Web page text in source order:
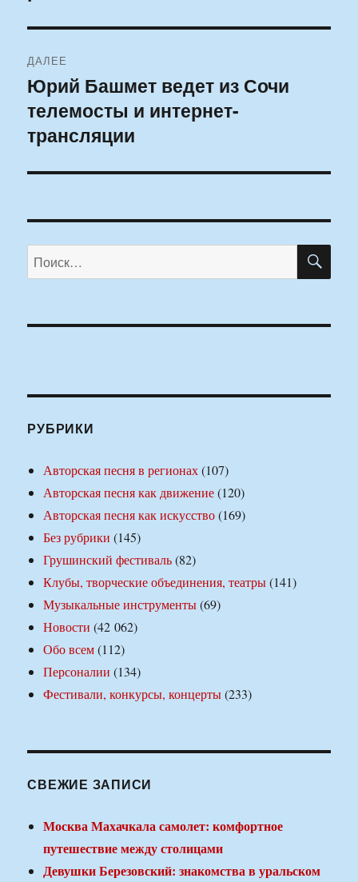
ДАЛЕЕ
Следующая
запись:
Юрий Башмет ведет из Сочи
телемосты и интернет-
трансляции
Искать:
РУБРИКИ
Авторская песня в регионах(107)
Авторская песня как движение(120)
Авторская песня как искусство(169)
Без рубрики (145)
Грушинский фестиваль(82)
Клубы, творческие объединения, театры(141)
Музыкальные инструменты(69)
Новости (42 062)
Обо всем(112)
Персоналии (134)
Фестивали, конкурсы, концерты(233)
СВЕЖИЕ ЗАПИСИ
Москва Махачкала самолет: комфортное
путешествие между столицами
Девушки Березовский: знакомства в уральском